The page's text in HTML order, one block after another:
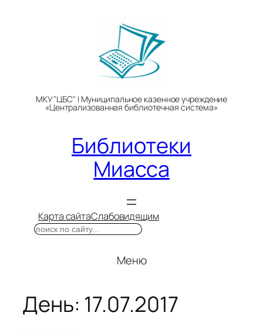
МКУ "ЦБС" | Муниципальное казенное учреждение
«Централизованная библиотечная система»
Библиотеки
Миасса
Карта сайтаСлабовидящим
Поиск
Меню
День: 17.07.2017